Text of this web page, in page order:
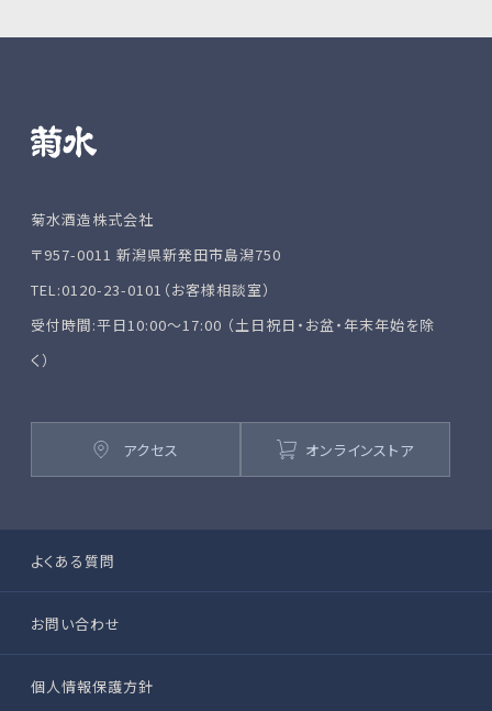
菊水酒造株式会社
〒957-0011 新潟県新発田市島潟750
TEL:0120-23-0101（お客様相談室）
受付時間:平日10:00～17:00 （土日祝日・お盆・年末年始を除
く）
アクセス オンラインストア
よくある質問
お問い合わせ
個人情報保護方針